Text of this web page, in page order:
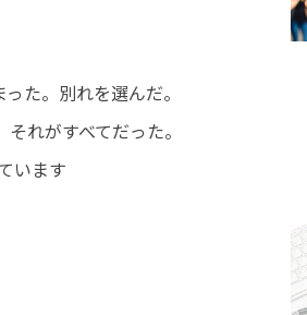
た。別れを選んだ。
れがすべてだった。
います